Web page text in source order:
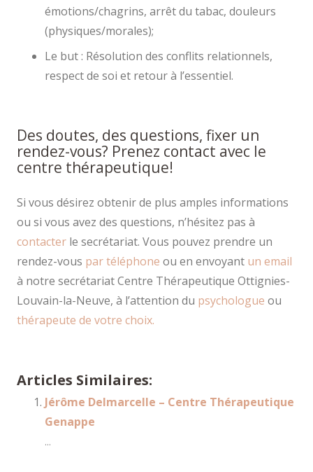
émotions/chagrins, arrêt du tabac, douleurs
(physiques/morales);
Le but : Résolution des conflits relationnels,
respect de soi et retour à l’essentiel.
Des doutes, des questions, fixer un
rendez-vous? Prenez contact avec le
centre thérapeutique!
Si vous désirez obtenir de plus amples informations
ou si vous avez des questions, n’hésitez pas à
contacter le secrétariat. Vous pouvez prendre un
rendez-vous par téléphone ou en envoyant un email
à notre secrétariat Centre Thérapeutique Ottignies-
Louvain-la-Neuve, à l’attention du psychologue ou
thérapeute de votre choix.
Articles Similaires:
Jérôme Delmarcelle – Centre Thérapeutique
Genappe
...